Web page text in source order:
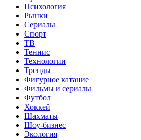
Психология
Рынки
Сериалы
Спорт
ТВ
Теннис
Технологии
Тренды
Фигурное катание
Фильмы и сериалы
Футбол
Хоккей
Шахматы
Шоу-бизнес
Экология